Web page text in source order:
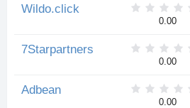
Wildo.click
0.00
7Starpartners
0.00
Adbean
0.00